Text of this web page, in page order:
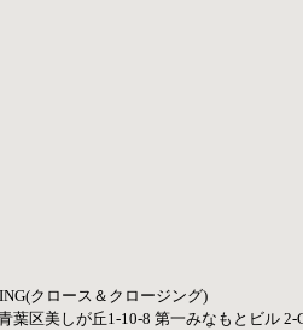
クロース＆クロージング)
葉区美しが丘1-10-8 第一みなもとビル 2-